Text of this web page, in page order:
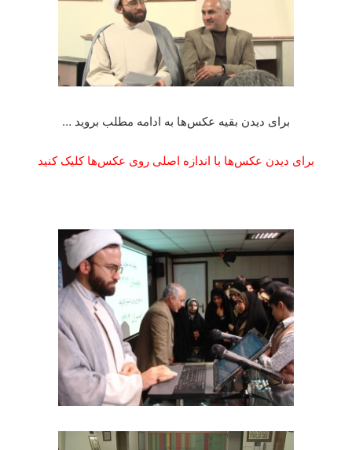
برای دیدن بقیه عکس‌ها به ادامه مطلب بروید …
برای دیدن عکس‌ها با اندازه اصلی روی عکس‌ها کلیک کنید